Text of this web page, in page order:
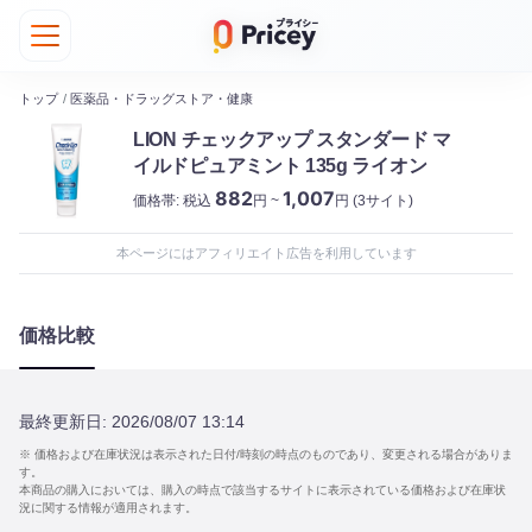
トップ / 医薬品・ドラッグストア・健康
LION チェックアップ スタンダード マ
イルドピュアミント 135g ライオン
価格帯: 税込 882円 ~ 1,007円 (3サイト)
本ページにはアフィリエイト広告を利用しています
価格比較
最終更新日: 2026/08/07 13:14
※ 価格および在庫状況は表示された日付/時刻の時点のものであり、変更される場合がありま
す。
本商品の購入においては、購入の時点で該当するサイトに表示されている価格および在庫状
況に関する情報が適用されます。